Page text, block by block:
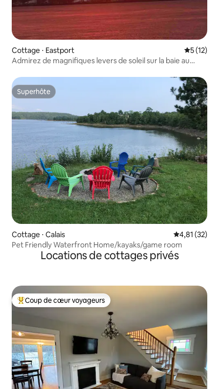
Cottage ⋅ Eastport
5 (12)
Admirez de magnifiques levers de soleil sur la baie au
Superhôte
Superhôte
Cottage ⋅ Calais Évaluation
4,81 (32)
Pet Friendly Waterfront Home/kayaks/game room
Locations de cottages privés
Coups de cœur voyageurs les plus appréciés
Coup de cœur voyageurs